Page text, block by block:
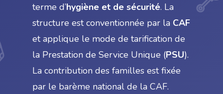
terme d’hygiène et de sécurité. La
structure est conventionnée par la CAF
et applique le mode de tarification de
la Prestation de Service Unique (PSU).
La contribution des familles est fixée
par le barème national de la CAF.